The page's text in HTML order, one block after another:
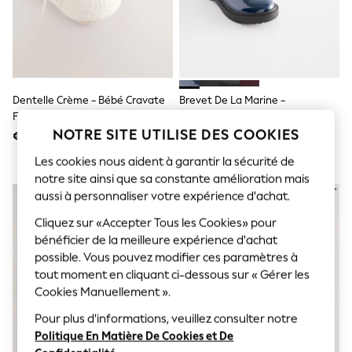
Sunglasses
Men's Holiday Shop
Footwear
Hats
Linen Collection
Polo Shirts
Sandals & Flipflops
Shirts
Shorts
Sunglasses
Vests
Boys Holiday Shop
All Swimwear
Ponchos & Toweling sets
Sun Hats & Caps
Rash Vests
Sandals & Sliders
Shirts
Dentelle Crème - Bébé Cravate
Front Occasion Chaussures (0-
24mths)
€ 12
Brevet De La Marine -
Épaisses À Nœud
€ 31 - € 39
NOTRE SITE UTILISE DES COOKIES
Les cookies nous aident à garantir la sécurité de
notre site ainsi que sa constante amélioration mais
aussi à personnaliser votre expérience d'achat.
Cliquez sur «Accepter Tous les Cookies» pour
bénéficier de la meilleure expérience d'achat
possible. Vous pouvez modifier ces paramètres à
tout moment en cliquant ci-dessous sur « Gérer les
Cookies Manuellement ».
Pour plus d'informations, veuillez consulter notre
Politique En Matière De Cookies et De